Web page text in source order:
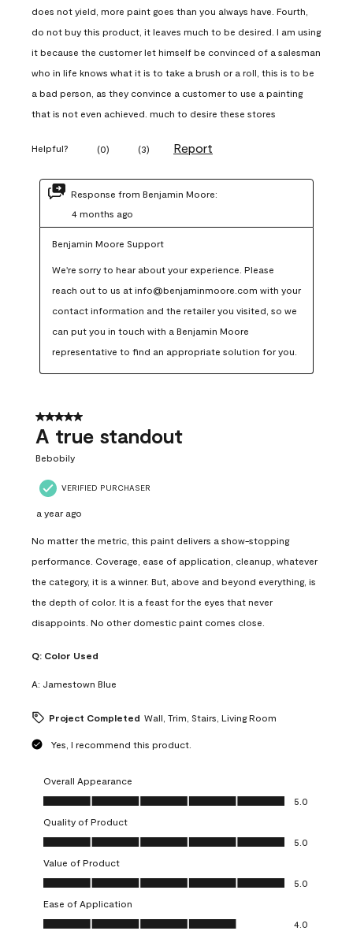
does not yield, more paint goes than you always have. Fourth,
do not buy this product, it leaves much to be desired. I am using
it because the customer let himself be convinced of a salesman
who in life knows what it is to take a brush or a roll, this is to be
a bad person, as they convince a customer to use a painting
that is not even achieved. much to desire these stores
Helpful? (0) (3) Report
Response from Benjamin Moore:
4 months ago
Benjamin Moore Support
We're sorry to hear about your experience. Please
reach out to us at info@benjaminmoore.com with your
contact information and the retailer you visited, so we
can put you in touch with a Benjamin Moore
representative to find an appropriate solution for you.
5 out of 5 stars.
A true standout
Bebobily
VERIFIED PURCHASER
a year ago
No matter the metric, this paint delivers a show-stopping
performance. Coverage, ease of application, cleanup, whatever
the category, it is a winner. But, above and beyond everything, is
the depth of color. It is a feast for the eyes that never
disappoints. No other domestic paint comes close.
Q: Color Used
A: Jamestown Blue
Project Completed Wall, Trim, Stairs, Living Room
Yes, I recommend this product.
Overall Appearance
Overall Appearance, 5.0 out of 5
5.0
Quality of Product
Quality of Product, 5.0 out of 5
5.0
Value of Product
Value of Product, 5.0 out of 5
5.0
Ease of Application
Ease of Application, 4.0 out of 5
4.0